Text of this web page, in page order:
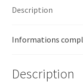
Description
Informations
Description